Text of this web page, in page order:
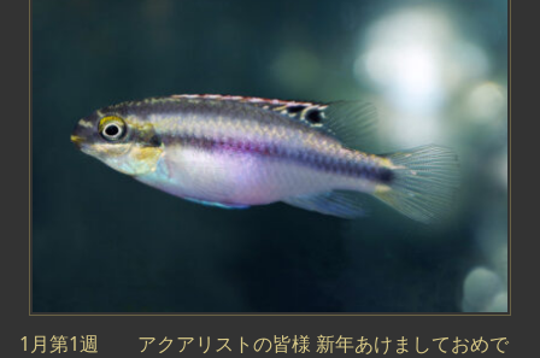
1月第1週 アクアリストの皆様 新年あけましておめで